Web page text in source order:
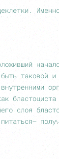
таковой
слоя